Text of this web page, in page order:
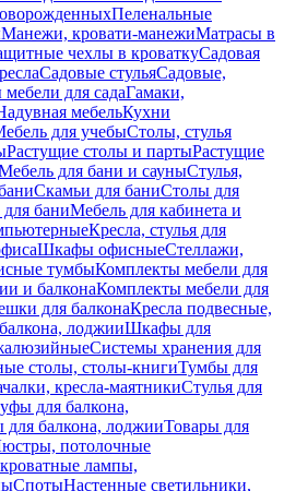
Пеленальные
Манежи, кровати-манежиМатрасы в
чехлы в кроваткуСадовая
Садовые стульяСадовые,
для садаГамаки,
мебельКухни
для учебыСтолы, стулья
Растущие столы и партыРастущие
для бани и сауныСтулья,
Скамьи для баниСтолы для
баниМебель для кабинета и
Кресла, стулья для
Шкафы офисныеСтеллажи,
тумбыКомплекты мебели для
и балконаКомплекты мебели для
для балконаКресла подвесные,
лоджииШкафы для
Системы хранения для
столы, столы-книгиТумбы для
кресла-маятникиСтулья для
для балкона,
балкона, лоджииТовары для
потолочные
лампы,
СпотыНастенные светильники,